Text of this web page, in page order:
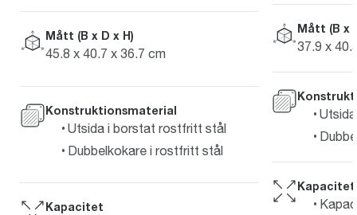
Mått (B x D x H)
45.8 x 40.7 x 36.7 cm
Konstruktionsmaterial
Utsida i borstat rostfritt stål
Dubbelkokare i rostfritt stål
Kapacitet
Mått (B x
37.9 x
Kapacitet